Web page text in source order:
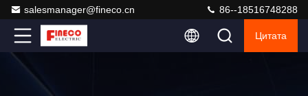
salesmanager@fineco.cn 86--18516748288
Цитата